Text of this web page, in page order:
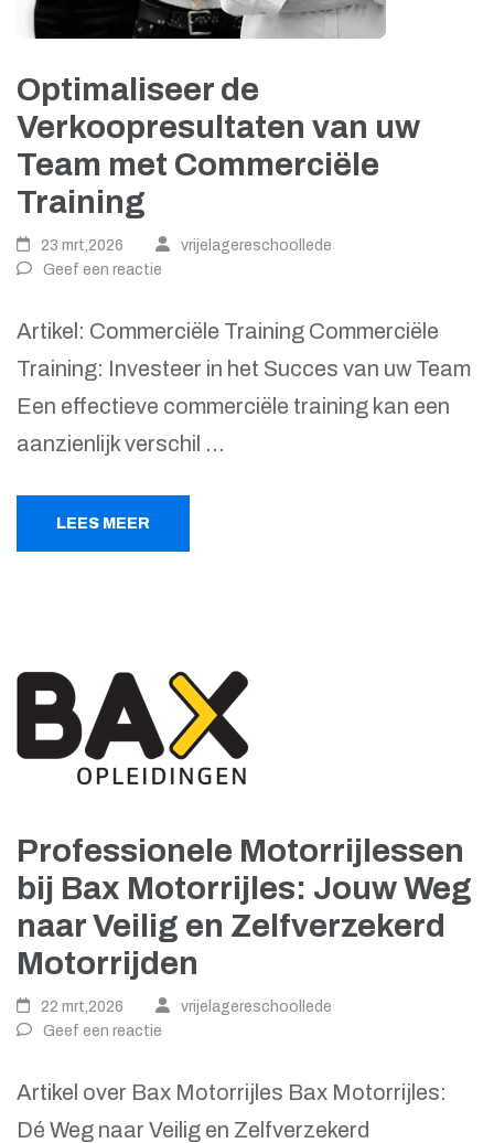
Optimaliseer de
Verkoopresultaten van uw
Team met Commerciële
Training
23 mrt,2026
vrijelagereschoollede
Geef een reactie
Artikel: Commerciële Training Commerciële
Training: Investeer in het Succes van uw Team
Een effectieve commerciële training kan een
aanzienlijk verschil …
LEES MEER
Professionele Motorrijlessen
bij Bax Motorrijles: Jouw Weg
naar Veilig en Zelfverzekerd
Motorrijden
22 mrt,2026
vrijelagereschoollede
Geef een reactie
Artikel over Bax Motorrijles Bax Motorrijles:
Dé Weg naar Veilig en Zelfverzekerd